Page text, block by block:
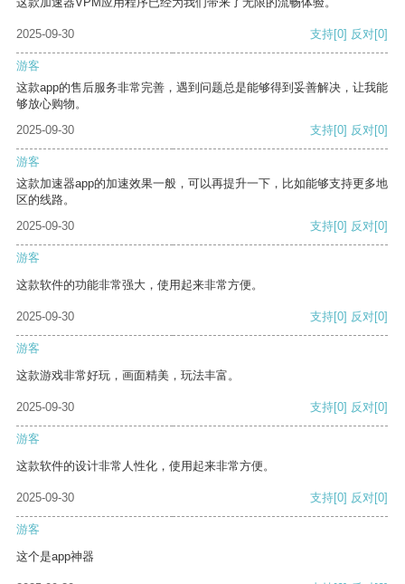
2025-09-30 支持[0] 反对[0]
游客
这款app的售后服务非常完善，遇到问题总是能够得到妥善解决，让我能
够放心购物。
2025-09-30
支持[0] 反对[0]
游客
这款加速器app的加速效果一般，可以再提升一下，比如能够支持更多地
区的线路。
2025-09-30
支持[0] 反对[0]
游客
这款软件的功能非常强大，使用起来非常方便。
2025-09-30 支持[0] 反对[0]
游客
这款游戏非常好玩，画面精美，玩法丰富。
2025-09-30 支持[0] 反对[0]
游客
这款软件的设计非常人性化，使用起来非常方便。
2025-09-30 支持[0] 反对[0]
游客
这个是app神器